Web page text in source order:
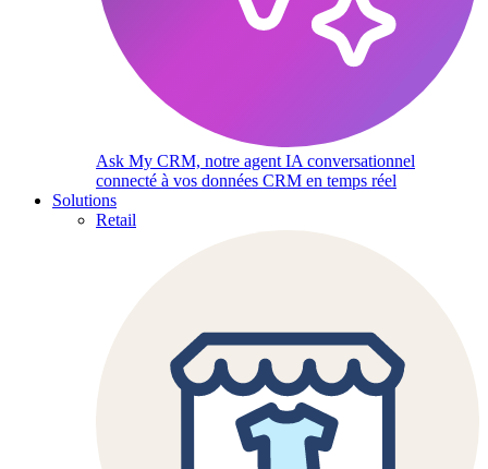
Ask My CRM, notre agent IA conversationnel
connecté à vos données CRM en temps réel
Solutions
Retail